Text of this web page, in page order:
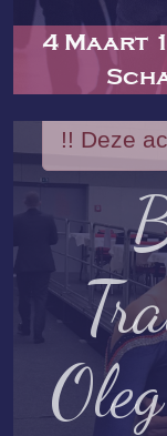
4 Maart
!! Deze